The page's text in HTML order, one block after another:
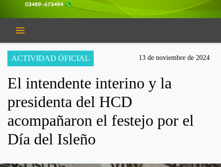
ACTIVIDAD OFICIAL 13 de noviembre de 2024
El intendente interino y la
presidenta del HCD
acompañaron el festejo por el
Día del Isleño